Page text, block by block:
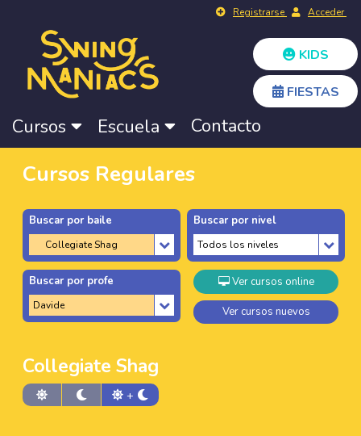
Registrarse Acceder
KIDS
FIESTAS
Cursos Escuela Contacto
Cursos Regulares
Buscar por baile Buscar por nivel
Buscar por profe Ver cursos online
Ver cursos nuevos
Collegiate Shag
+